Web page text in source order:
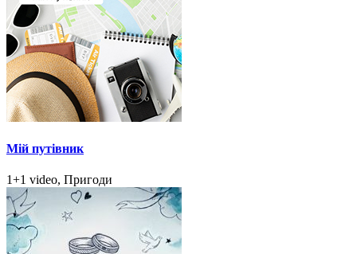
Мій путівник
1+1 video, Пригоди